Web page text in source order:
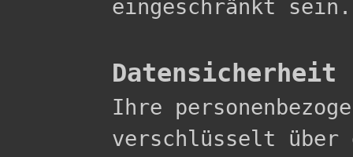
eingeschränkt sein.
Datensicherheit
Ihre
verschlüsselt über